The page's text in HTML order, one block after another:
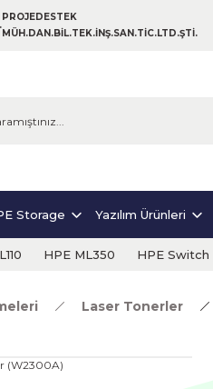
PROJEDESTEK
MÜH.DAN.BİL.TEK.İNŞ.SAN.TİC.LTD.ŞTİ.
Storage Yazılım Ürünleri
HPE ML350 HPE Switch
Laser Tonerler